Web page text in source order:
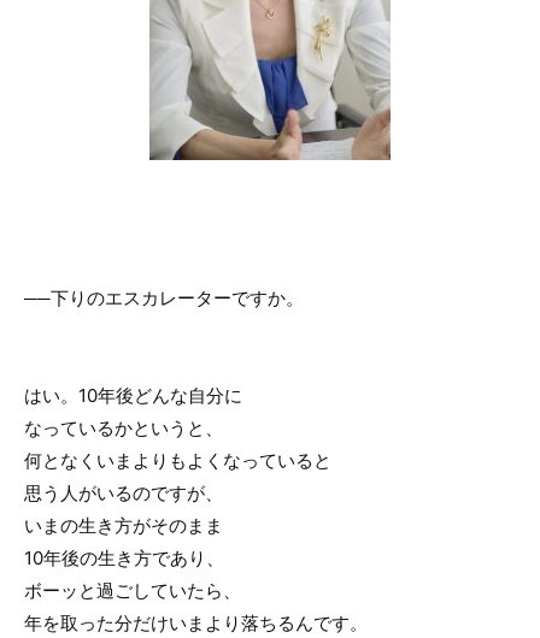
──下りのエスカレーターですか。
はい。10年後どんな自分に
なっているかというと、
何となくいまよりもよくなっていると
思う人がいるのですが、
いまの生き方がそのまま
10年後の生き方であり、
ボーッと過ごしていたら、
年を取った分だけいまより落ちるんです。